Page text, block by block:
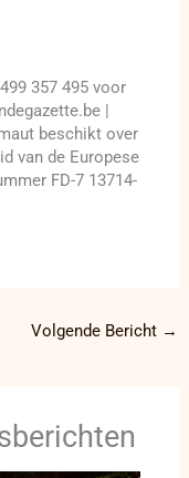
357 495 voor
|
beschikt over
van de Europese
FD-7 13714-
Volgende Bericht →